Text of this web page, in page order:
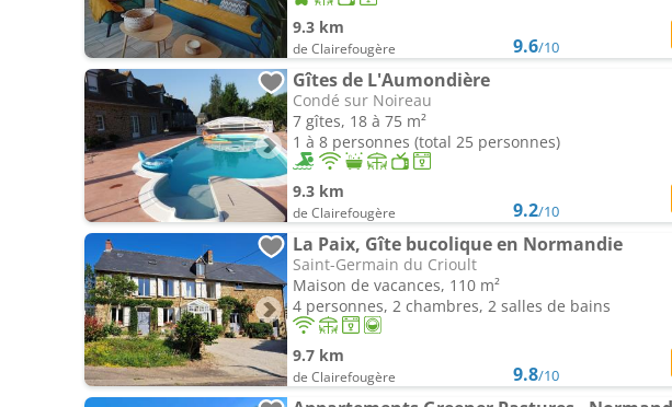
9.3 km
de Clairefougère 9.6/10
Gîtes de L'Aumondière
Condé sur Noireau
7 gîtes, 18 à 75 m²
1 à 8 personnes (total 25 personnes)
9.3 km
de Clairefougère 9.2/10
La Paix, Gîte bucolique en Normandie
Saint-Germain du Crioult
Maison de vacances, 110 m²
4 personnes, 2 chambres, 2 salles de bains
9.7 km
de Clairefougère 9.8/10